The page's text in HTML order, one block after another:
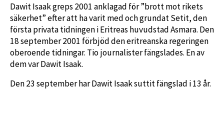
Dawit Isaak greps 2001 anklagad för ”brott mot rikets
säkerhet” efter att ha varit med och grundat Setit, den
första privata tidningen i Eritreas huvudstad Asmara. Den
18 september 2001 förbjöd den eritreanska regeringen
oberoende tidningar. Tio journalister fängslades. En av
dem var Dawit Isaak.
Den 23 september har Dawit Isaak suttit fängslad i 13 år.